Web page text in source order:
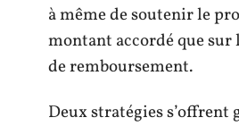
à même de soutenir le
montant accordé que
de remboursement.
Deux stratégies s’offrent